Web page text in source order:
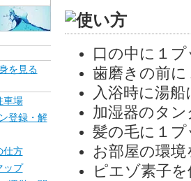
口の中に１
歯磨きの前
入浴時に湯
加湿器のタ
髪の毛に１
お部屋の環
ピエゾ素子